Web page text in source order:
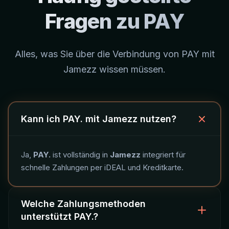
Fragen zu PAY
Alles, was Sie über die Verbindung von PAY mit
Jamezz wissen müssen.
Kann ich PAY. mit Jamezz nutzen?
Ja, PAY. ist vollständig in Jamezz integriert für
schnelle Zahlungen per iDEAL und Kreditkarte.
Welche Zahlungsmethoden
unterstützt PAY.?